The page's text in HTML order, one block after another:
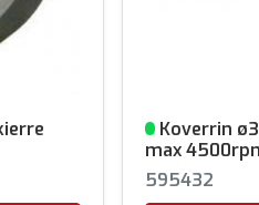
Varastossa
Koverrin
max
595432